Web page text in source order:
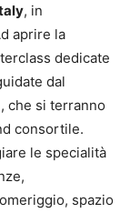
, in
aprire la
dedicate
dal
che si terranno
consortile.
le specialità
spazio